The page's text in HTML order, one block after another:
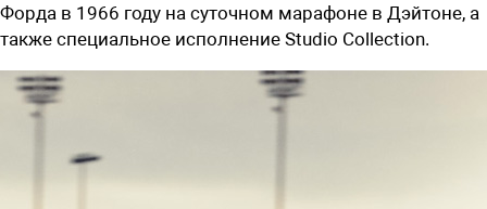
Форда в 1966 году на суточном марафоне в Дэйтоне, а
также специальное исполнение Studio Collection.